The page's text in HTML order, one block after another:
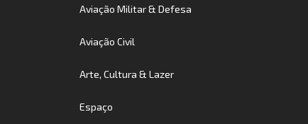
Aviação Militar & Defesa
Aviação Civil
Arte, Cultura & Lazer
Espaço